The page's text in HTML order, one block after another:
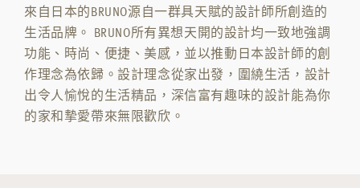
來自日本的BRUNO源自一群具天賦的設計師所創造的
生活品牌。 BRUNO所有異想天開的設計均一致地強調
功能、時尚、便捷、美感，並以推動日本設計師的創
作理念為依歸。設計理念從家出發，圍繞生活，設計
出令人愉悅的生活精品，深信富有趣味的設計能為你
的家和摯愛帶來無限歡欣。